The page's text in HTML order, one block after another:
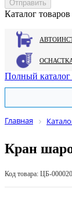
Каталог товаров
Полный каталог
Главная
Кран
Код товара: ЦБ-